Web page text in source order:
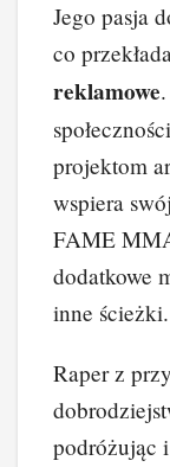
Jego pasja
co
reklamowe
projektom
wspiera
FAME
dodatkowe
inne ścieżki.
Raper z
podróżując